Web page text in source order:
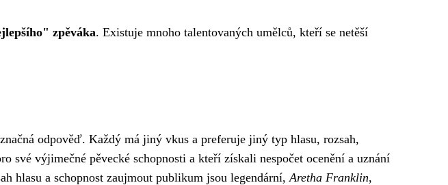
zpěváka. Existuje mnoho talentovaných umělců, kteří se netěší
odpověď. Každý má jiný vkus a preferuje jiný typ hlasu, rozsah,
výjimečné pěvecké schopnosti a kteří získali nespočet ocenění a uznání
hlasu a schopnost zaujmout publikum jsou legendární,Aretha Franklin,